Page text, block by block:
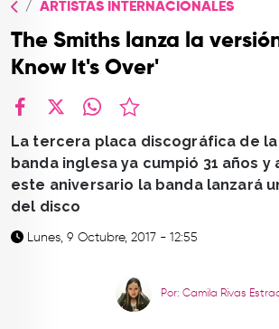
TOP
QUIÉNES SOMOS
ARTISTAS INTERNACIONALES
The Smiths lanza la
Know It's Over'
La tercera placa discográfica de
banda inglesa ya cumpió 31 años
este aniversario la banda lanzará
del disco
Lunes, 9 Octubre, 2017 - 12:55
Por: Camila Rivas